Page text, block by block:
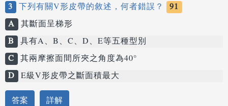
3 下列有關V形皮帶的敘述，何者錯誤？
91
A 其斷面呈梯形
B 具有A、B、C、D、E等五種型別
C 其兩摩擦面間所夾之角度為40°
D E級V形皮帶之斷面積最大
答案 詳解